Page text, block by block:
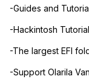
-Guides and
-Hackintosh
-The largest EFI
-Support Olarila